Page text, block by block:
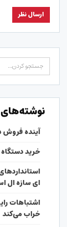
نوشته‌های
آینده فروش
خرید
ای سازه ال
اشتباهات
خراب می‌کند